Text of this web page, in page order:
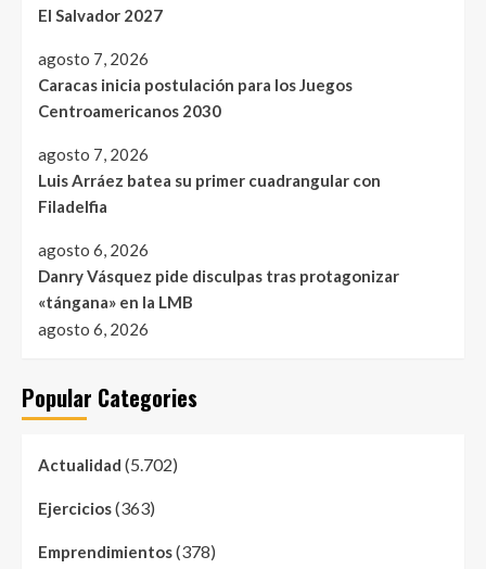
El Salvador 2027
agosto 7, 2026
Caracas inicia postulación para los Juegos
Centroamericanos 2030
agosto 7, 2026
Luis Arráez batea su primer cuadrangular con
Filadelfia
agosto 6, 2026
Danry Vásquez pide disculpas tras protagonizar
«tángana» en la LMB
agosto 6, 2026
Popular Categories
Actualidad (5.702)
Ejercicios(363)
Emprendimientos(378)